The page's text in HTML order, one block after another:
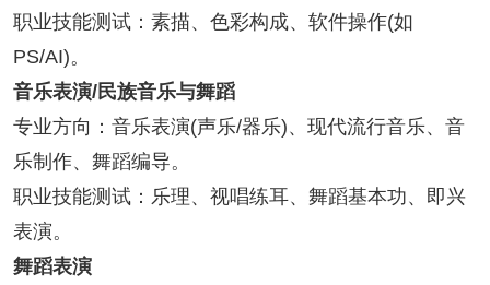
职业技能测试：素描、色彩构成、软件操作(如
PS/AI)。
音乐表演/民族音乐与舞蹈
专业方向：音乐表演(声乐/器乐)、现代流行音乐、音
乐制作、舞蹈编导。
职业技能测试：乐理、视唱练耳、舞蹈基本功、即兴
表演。
舞蹈表演